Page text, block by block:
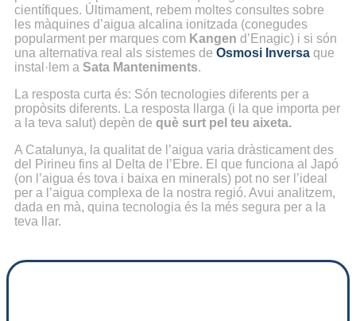
científiques. Últimament, rebem moltes consultes sobre
les màquines d’aigua alcalina ionitzada (conegudes
popularment per marques com Kangen d’Enagic) i si són
una alternativa real als sistemes de Osmosi Inversa que
instal·lem a Sata Manteniments.
La resposta curta és: Són tecnologies diferents per a
propòsits diferents. La resposta llarga (i la que importa per
a la teva salut) depèn de què surt pel teu aixeta.
A Catalunya, la qualitat de l’aigua varia dràsticament des
del Pirineu fins al Delta de l’Ebre. El que funciona al Japó
(on l’aigua és tova i baixa en minerals) pot no ser l’ideal
per a l’aigua complexa de la nostra regió. Avui analitzem,
dada en mà, quina tecnologia és la més segura per a la
teva llar.